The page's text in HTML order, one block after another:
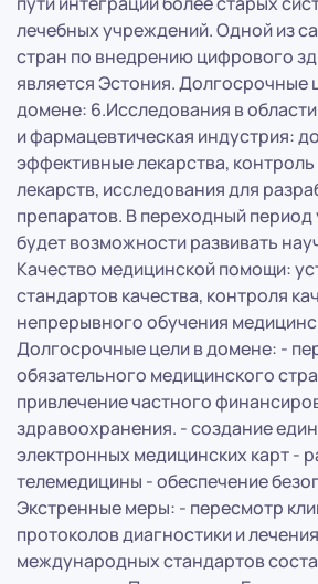
лечебных учреждений. Одной из
стран по внедрению цифрового
является Эстония. Долгосрочные
домене: 6.Исследования в
и фармацевтическая индустрия:
эффективные лекарства, контроль
лекарств, исследования для
препаратов. В переходный период
будет возможности развивать
Качество медицинской помощи:
стандартов качества, контроля
непрерывного обучения
Долгосрочные цели в домене: -
обязательного медицинского
привлечение частного
здравоохранения. - создание
электронных медицинских карт -
телемедицины - обеспечение
Экстренные меры: - пересмотр
протоколов диагностики и
международных стандартов